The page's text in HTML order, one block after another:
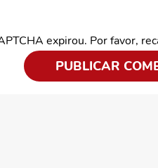
expirou. Por favor,